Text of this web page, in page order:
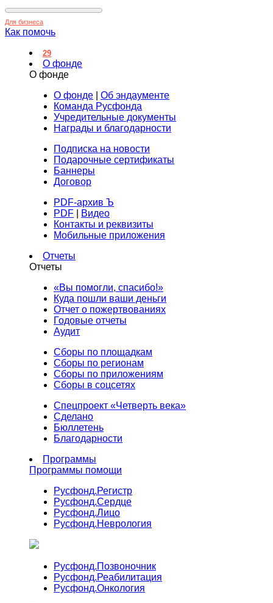
Для бизнеса
Как помочь
29
О фонде
О фонде
О фонде
Об эндаументе
Команда Русфонда
Учредительные документы
Награды и благодарности
Подписка на новости
Подарочные сертификаты
Баннеры
Договор
PDF-архив Ъ
PDF
Видео
Контакты и реквизиты
Мобильные приложения
Отчеты
Отчеты
«Вы помогли, спасибо!»
Куда пошли ваши деньги
Отчет о пожертвованиях
Годовые отчеты
Аудит
Сборы по площадкам
Сборы по регионам
Сборы по приложениям
Сборы в соцсетях
Спецпроект «Четверть века»
Сделано
Бюллетень
Благодарности
Программы
Программы помощи
Русфонд.Регистр
Русфонд.Сердце
Русфонд.Лицо
Русфонд.Неврология
Русфонд.Позвоночник
Русфонд.Реабилитация
Русфонд.Онкология